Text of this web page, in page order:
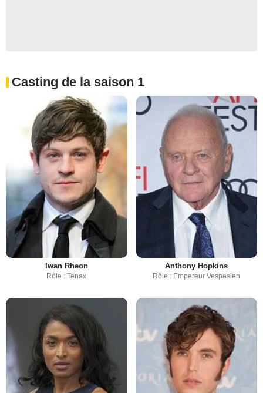
Casting de la saison 1
Iwan Rheon
Rôle : Tenax
Anthony Hopkins
Rôle : Empereur Vespasien